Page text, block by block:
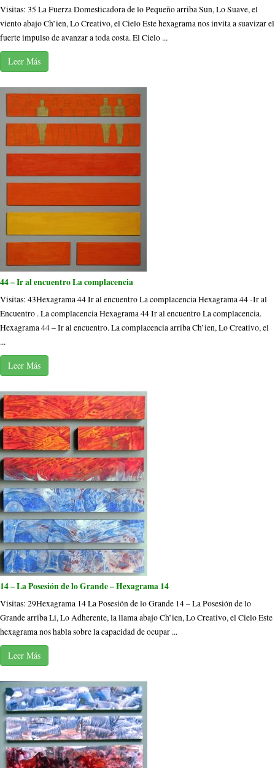
Visitas: 35 La Fuerza Domesticadora de lo Pequeño arriba Sun, Lo Suave, el
viento abajo Ch’ien, Lo Creativo, el Cielo Este hexagrama nos invita a suavizar el
fuerte impulso de avanzar a toda costa. El Cielo ...
Leer Más
44 – Ir al encuentro La complacencia
Visitas: 43Hexagrama 44 Ir al encuentro La complacencia Hexagrama 44 -Ir al
Encuentro . La complacencia Hexagrama 44 Ir al encuentro La complacencia.
Hexagrama 44 – Ir al encuentro. La complacencia arriba Ch’ien, Lo Creativo, el
...
Leer Más
14 – La Posesión de lo Grande – Hexagrama 14
Visitas: 29Hexagrama 14 La Posesión de lo Grande 14 – La Posesión de lo
Grande arriba Li, Lo Adherente, la llama abajo Ch’ien, Lo Creativo, el Cielo Este
hexagrama nos habla sobre la capacidad de ocupar ...
Leer Más